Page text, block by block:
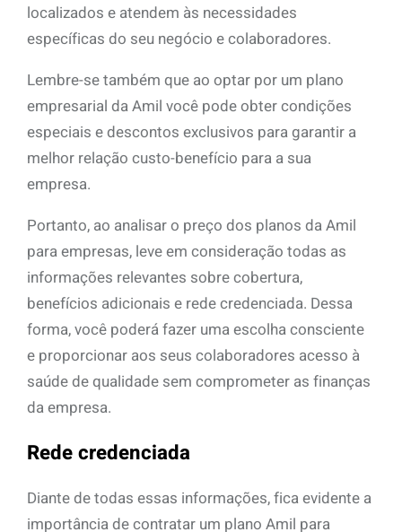
localizados e atendem às necessidades
específicas do seu negócio e colaboradores.
Lembre-se também que ao optar por um plano
empresarial da Amil você pode obter condições
especiais e descontos exclusivos para garantir a
melhor relação custo-benefício para a sua
empresa.
Portanto, ao analisar o preço dos planos da Amil
para empresas, leve em consideração todas as
informações relevantes sobre cobertura,
benefícios adicionais e rede credenciada. Dessa
forma, você poderá fazer uma escolha consciente
e proporcionar aos seus colaboradores acesso à
saúde de qualidade sem comprometer as finanças
da empresa.
Rede credenciada
Diante de todas essas informações, fica evidente a
importância de contratar um plano Amil para